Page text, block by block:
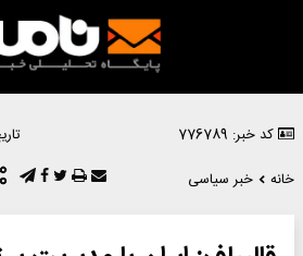
کد خبر: 776789
خانه
خبر سیاسی